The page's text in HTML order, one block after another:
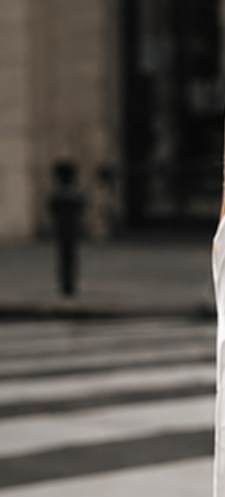
быстрый
заказ
отмена
оформить заказ
предзаказ
отмена
оформить предзаказ